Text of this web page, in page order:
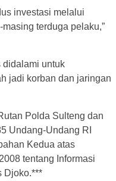
investasi melalui
terduga pelaku,”
didalami untuk
jadi korban dan jaringan
Polda Sulteng dan
Undang-Undang RI
Kedua atas
tentang Informasi
Djoko.***